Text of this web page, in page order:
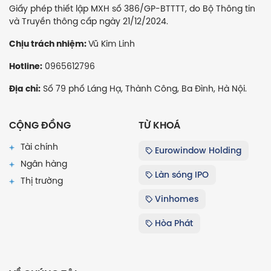
Giấy phép thiết lập MXH số 386/GP-BTTTT, do Bộ Thông tin
và Truyền thông cấp ngày 21/12/2024.
Chịu trách nhiệm:Vũ Kim Linh
Hotline: 0965612796
Địa chỉ: Số 79 phố Láng Hạ, Thành Công, Ba Đình, Hà Nội.
CỘNG ĐỒNG
Tài chính
Ngân hàng
Thị trường
TỪ KHOÁ
Eurowindow Holding
Làn sóng IPO
Vinhomes
Hòa Phát